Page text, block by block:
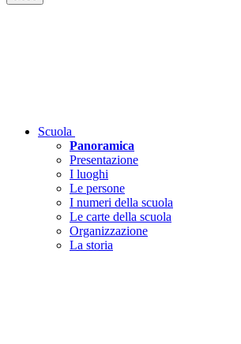
Scuola
Panoramica
Presentazione
I luoghi
Le persone
I numeri della scuola
Le carte della scuola
Organizzazione
La storia